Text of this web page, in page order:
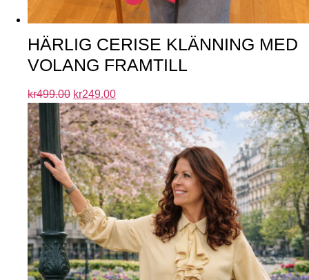
HÄRLIG CERISE KLÄNNING MED
VOLANG FRAMTILL
kr499.00 kr249.00